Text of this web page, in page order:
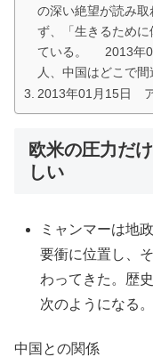
の深い絶望が読み
ず、「生きるため
ている。 2013年
人、中国はどこで
2013年01月15日
欧米の圧力だ
しい
ミャンマーは地
要衝に位置し、
わってきた。歴
次のようになる。
中国との関係